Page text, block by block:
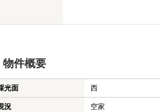
物件概要
光面 西
況 空家